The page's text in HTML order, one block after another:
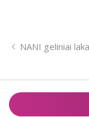
NANI geliniai